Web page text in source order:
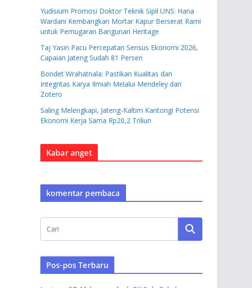
Yudisium Promosi Doktor Teknik Sipil UNS: Hana
Wardani Kembangkan Mortar Kapur Berserat Rami
untuk Pemugaran Bangunan Heritage
Taj Yasin Pacu Percepatan Sensus Ekonomi 2026,
Capaian Jateng Sudah 81 Persen
Bondet Wrahatnala: Pastikan Kualitas dan
Integritas Karya Ilmiah Melalui Mendeley dan
Zotero
Saling Melengkapi, Jateng-Kaltim Kantongi Potensi
Ekonomi Kerja Sama Rp20,2 Triliun
Kabar anget
komentar pembaca
Pos-pos Terbaru